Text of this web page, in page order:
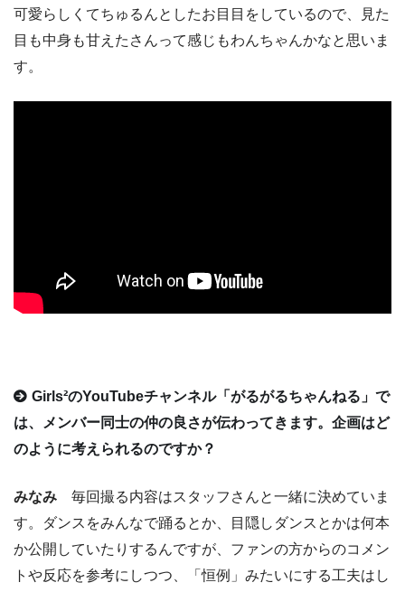
可愛らしくてちゅるんとしたお目目をしているので、見た
目も中身も甘えたさんって感じもわんちゃんかなと思いま
す。
Girls²のYouTubeチャンネル「がるがるちゃんねる」で
は、メンバー同士の仲の良さが伝わってきます。企画はど
のように考えられるのですか？
みなみ 毎回撮る内容はスタッフさんと一緒に決めていま
す。ダンスをみんなで踊るとか、目隠しダンスとかは何本
か公開していたりするんですが、ファンの方からのコメン
トや反応を参考にしつつ、「恒例」みたいにする工夫はし